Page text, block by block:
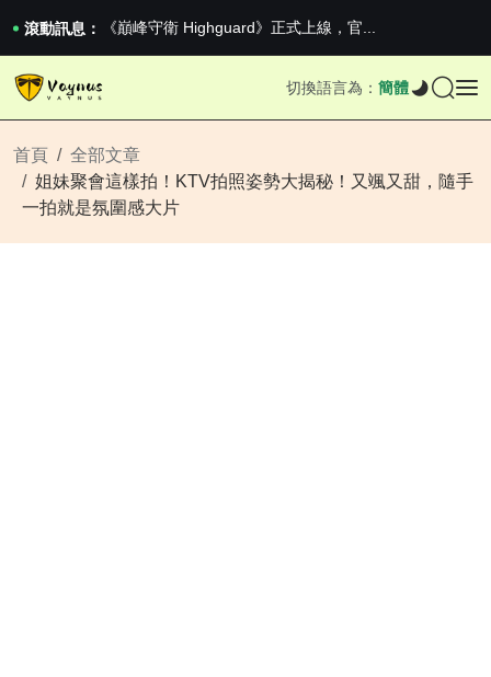
滾動訊息：
《巔峰守衛 Highguard》正式上線，官...
iPhone 16e 釋出，蘋果你不要太離譜
2026澳網男單收官：全滿貫對上全滿亞，德約...
切換語言為： 簡體
首頁
全部文章
姐妹聚會這樣拍！KTV拍照姿勢大揭秘！又颯又甜，隨手
一拍就是氛圍感大片